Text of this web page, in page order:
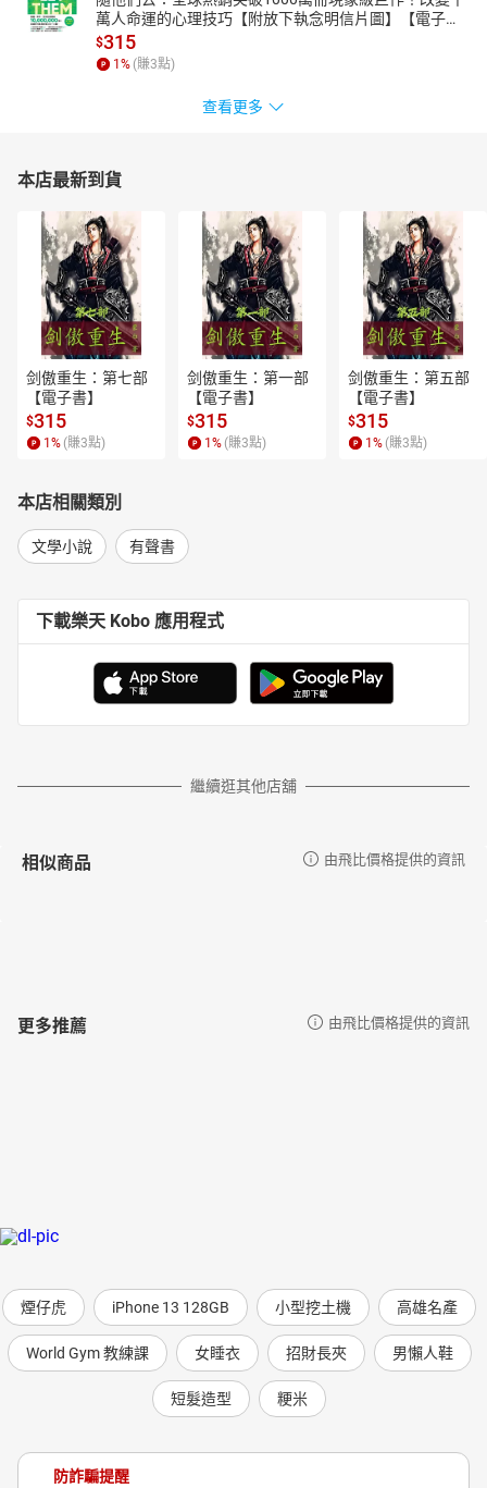
萬人命運的心理技巧【附放下執念明信片圖】【電子
書】
$315
1% (賺3點)
查看更多
本店最新到貨
剑傲重生：第七部
【電子書】
$315
1 % (賺3點)
剑傲重生：第一部
【電子書】
$315
1 % (賺3點)
剑傲重生：第五部
【電子書】
$315
1 % (賺3點)
本店相關類別
文學小說 有聲書
下載樂天 Kobo 應用程式
繼續逛其他店舖
相似商品 由飛比價格提供的資訊
更多推薦 由飛比價格提供的資訊
煙仔虎 iPhone 13 128GB 小型挖土機 高雄名產
World Gym 教練課 女睡衣 招財長夾 男懶人鞋
短髮造型 粳米
防詐騙提醒